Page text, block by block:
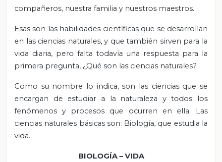
compañeros, nuestra familia y nuestros maestros.
Esas son las habilidades científicas que se desarrollan
en las ciencias naturales, y que también sirven para la
vida diaria, pero falta todavía una respuesta para la
primera pregunta, ¿Qué son las ciencias naturales?
Como su nombre lo indica, son las ciencias que se
encargan de estudiar a la naturaleza y todos los
fenómenos y procesos que ocurren en ella. Las
ciencias naturales básicas son: Biología, que estudia la
vida.
BIOLOGÍA – VIDA